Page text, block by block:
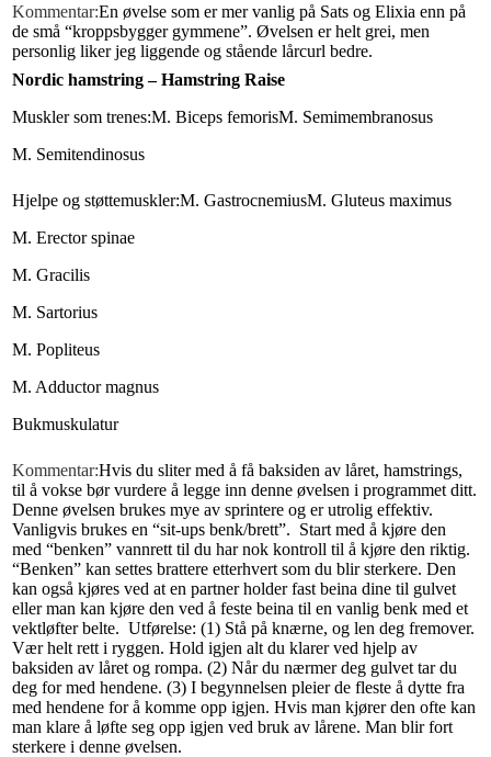
Kommentar:En øvelse som er mer vanlig på Sats og Elixia enn på
de små “kroppsbygger gymmene”. Øvelsen er helt grei, men
personlig liker jeg liggende og stående lårcurl bedre.
Nordic hamstring – Hamstring Raise
Muskler som trenes:M. Biceps femorisM. Semimembranosus
M. Semitendinosus
Hjelpe og støttemuskler:M. GastrocnemiusM. Gluteus maximus
M. Erector spinae
M. Gracilis
M. Sartorius
M. Popliteus
M. Adductor magnus
Bukmuskulatur
Kommentar:Hvis du sliter med å få baksiden av låret, hamstrings,
til å vokse bør vurdere å legge inn denne øvelsen i programmet ditt.
Denne øvelsen brukes mye av sprintere og er utrolig effektiv.
Vanligvis brukes en “sit-ups benk/brett”. Start med å kjøre den
med “benken” vannrett til du har nok kontroll til å kjøre den riktig.
“Benken” kan settes brattere etterhvert som du blir sterkere. Den
kan også kjøres ved at en partner holder fast beina dine til gulvet
eller man kan kjøre den ved å feste beina til en vanlig benk med et
vektløfter belte. Utførelse: (1) Stå på knærne, og len deg fremover.
Vær helt rett i ryggen. Hold igjen alt du klarer ved hjelp av
baksiden av låret og rompa. (2) Når du nærmer deg gulvet tar du
deg for med hendene. (3) I begynnelsen pleier de fleste å dytte fra
med hendene for å komme opp igjen. Hvis man kjører den ofte kan
man klare å løfte seg opp igjen ved bruk av lårene. Man blir fort
sterkere i denne øvelsen.